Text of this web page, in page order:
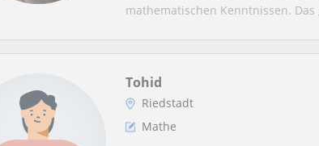
mathematischen Kenntnissen.
Tohid
Riedstadt
Mathe